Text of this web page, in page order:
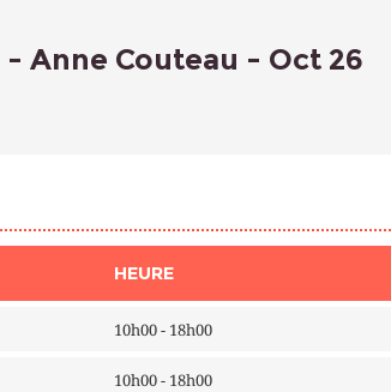
Anne Couteau - Oct 26
HEURE
10h00 - 18h00
10h00 - 18h00